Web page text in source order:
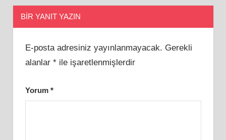
BIR YANIT YAZIN
E-posta adresiniz yayınlanmayacak. Gerekli
alanlar *ile işaretlenmişlerdir
Yorum *